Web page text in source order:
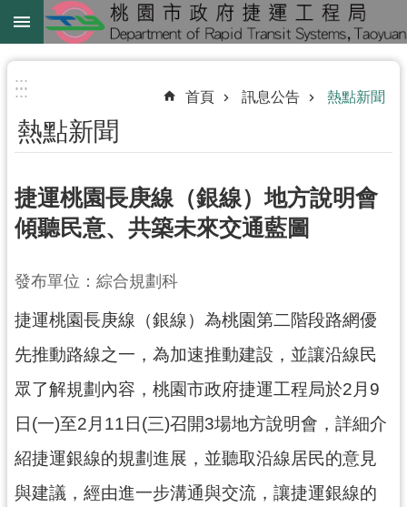
跳到主要內容區塊
綠
綠
延
中
鐵
路
下
進
階
尋
:::
::: 首頁 訊息公告 熱點新聞
熱點新聞
捷運桃園長庚線（銀線）地方說明會
傾聽民意、共築未來交通藍圖
發布單位：綜合規劃科
捷運桃園長庚線（銀線）為桃園第二階段路網優
先推動路線之一，為加速推動建設，並讓沿線民
眾了解規劃內容，桃園市政府捷運工程局於2月9
日(一)至2月11日(三)召開3場地方說明會，詳細介
紹捷運銀線的規劃進展，並聽取沿線居民的意見
與建議，經由進一步溝通與交流，讓捷運銀線的